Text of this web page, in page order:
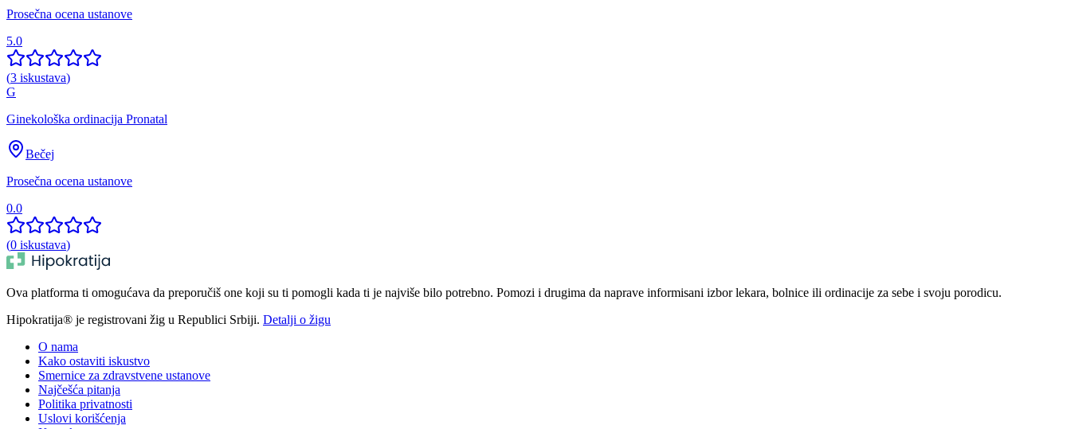
Prosečna ocena ustanove
5.0
(3 iskustava)
G
Ginekološka ordinacija Pronatal
Bečej
Prosečna ocena ustanove
0.0
(0 iskustava)
Ova platforma ti omogućava da preporučiš one koji su ti pomogli kada ti je najviše bilo potrebno. Pomozi i drugima da naprave informisani izbor lekara, bolnice ili ordinacije za sebe i svoju porodicu.
Hipokratija® je registrovani žig u Republici Srbiji. Detalji o žigu
O nama
Kako ostaviti iskustvo
Smernice za zdravstvene ustanove
Najčešća pitanja
Politika privatnosti
Uslovi korišćenja